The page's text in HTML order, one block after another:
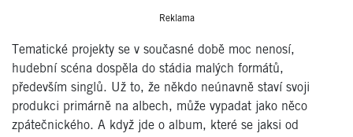
Reklama
Tematické projekty se v současné době moc nenosí,
hudební scéna dospěla do stádia malých formátů,
především singlů. Už to, že někdo neúnavně staví svoji
produkci primárně na albech, může vypadat jako něco
zpátečnického. A když jde o album, které se jaksi od